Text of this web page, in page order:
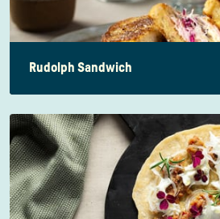
Rudolph Sandwich